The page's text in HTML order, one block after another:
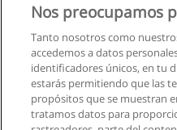
Impartido en:
Cuenca
Solicita
Nos preocupamos
Tanto nosotros como
accedemos a datos
identificadores únicos, en tu
estarás permitiendo que las
propósitos que se muestran
tratamos datos para